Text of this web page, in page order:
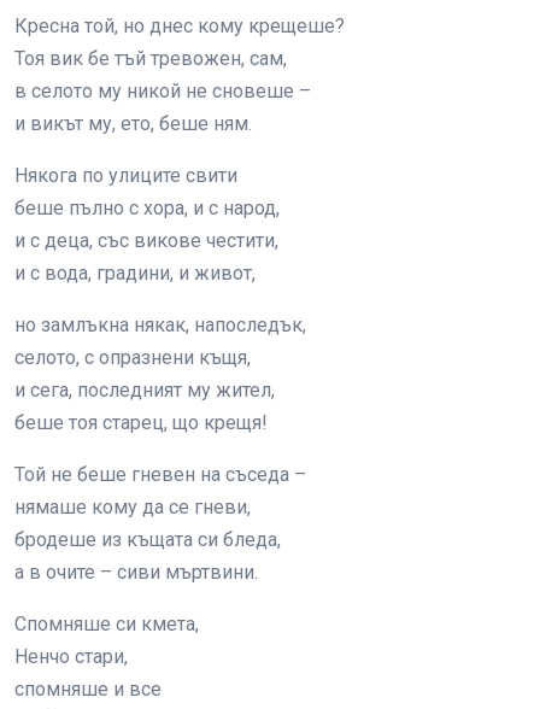
Кресна той, но днес кому крещеше?
Тоя вик бе тъй тревожен, сам,
в селото му никой не сновеше –
и викът му, ето, беше ням.
Някога по улиците свити
беше пълно с хора, и с народ,
и с деца, със викове честити,
и с вода, градини, и живот,
но замлъкна някак, напоследък,
селото, с опразнени къщя,
и сега, последният му жител,
беше тоя старец, що крещя!
Той не беше гневен на съседа –
нямаше кому да се гневи,
бродеше из къщата си бледа,
а в очите – сиви мъртвини.
Спомняше си кмета,
Ненчо стари,
спомняше и все